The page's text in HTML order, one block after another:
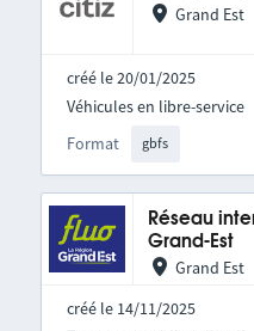
Grand Est
créé le 20/01/2025
Format gbfs
Véhicules en libre-service
Réseau
Grand-Est
Grand Est
créé le 14/11/2025